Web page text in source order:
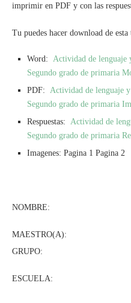
imprimir en PDF y con las
Tu puedes hacer download de esta
Word: Actividad de lenguaje
Segundo grado de primaria
PDF: Actividad de lenguaje
Segundo grado de primaria
Respuestas: Actividad de
Segundo grado de primaria
Imagenes: Pagina 1 Pagina 2
NOMBRE:
GRUPO:
ESCUELA: